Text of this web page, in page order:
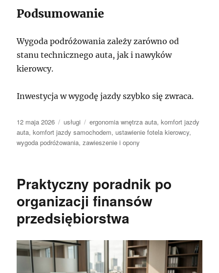
Podsumowanie
Wygoda podróżowania zależy zarówno od
stanu technicznego auta, jak i nawyków
kierowcy.
Inwestycja w wygodę jazdy szybko się zwraca.
Data
publikacji
12 maja 2026 Kategorie
usługi Tagi
ergonomia wnętrza auta,komfort jazdy
auta,komfort jazdy samochodem, ustawienie fotela kierowcy,
wygoda podróżowania,zawieszenie i opony
Praktyczny poradnik po
organizacji finansów
przedsiębiorstwa